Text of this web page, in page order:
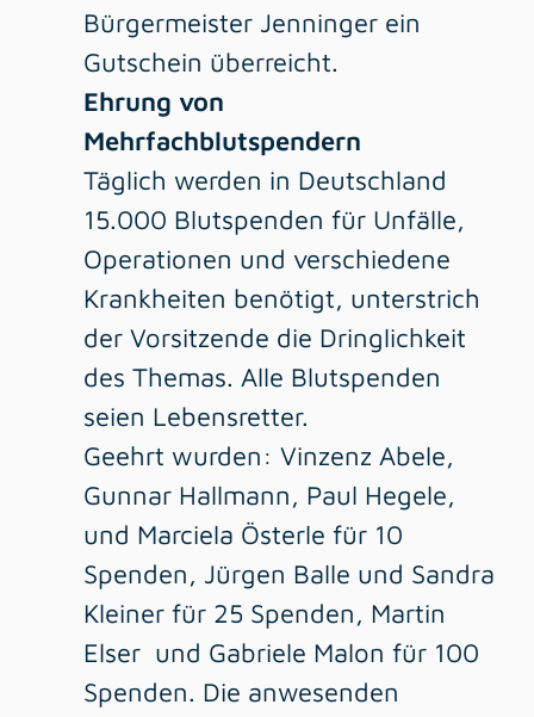
Bürgermeister Jenninger ein
Gutschein überreicht.
Ehrung von
Mehrfachblutspendern
Täglich werden in Deutschland
15.000 Blutspenden für Unfälle,
Operationen und verschiedene
Krankheiten benötigt, unterstrich
der Vorsitzende die Dringlichkeit
des Themas. Alle Blutspenden
seien Lebensretter.
Geehrt wurden: Vinzenz Abele,
Gunnar Hallmann, Paul Hegele,
und Marciela Österle für 10
Spenden, Jürgen Balle und Sandra
Kleiner für 25 Spenden, Martin
Elser und Gabriele Malon für 100
Spenden. Die anwesenden